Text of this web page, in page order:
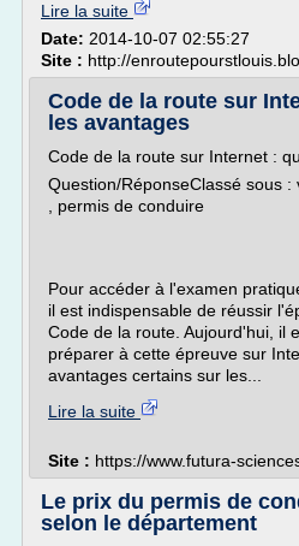
Lire la suite
Date: 2014-10-07 02:55:27
Site : http://
Code de la route sur
les avantages
Code de la route sur Internet :
Question/RéponseClassé sous
, permis de conduire
Pour accéder à l'examen
il est indispensable de réussir
Code de la route. Aujourd'hui, il
préparer à cette épreuve sur
avantages certains sur les...
Lire la suite
Site : https://www.futura-
Le prix du permis de
selon le département